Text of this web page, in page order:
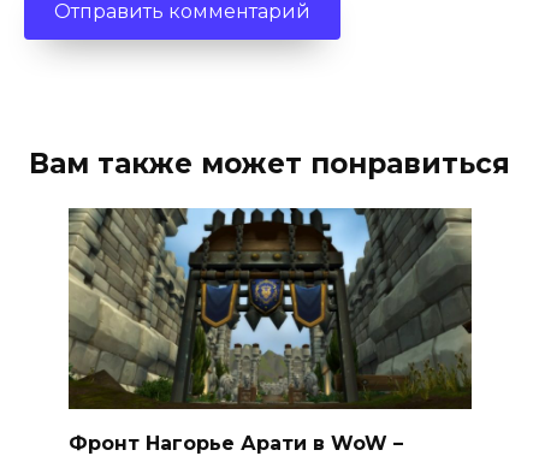
Вам также может понравиться
Фронт Нагорье Арати в WoW –